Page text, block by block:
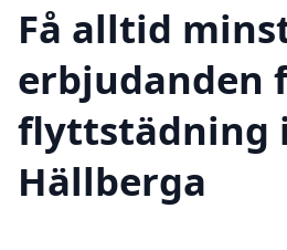
Få alltid
erbjudanden
flyttstädning i
Hällberga